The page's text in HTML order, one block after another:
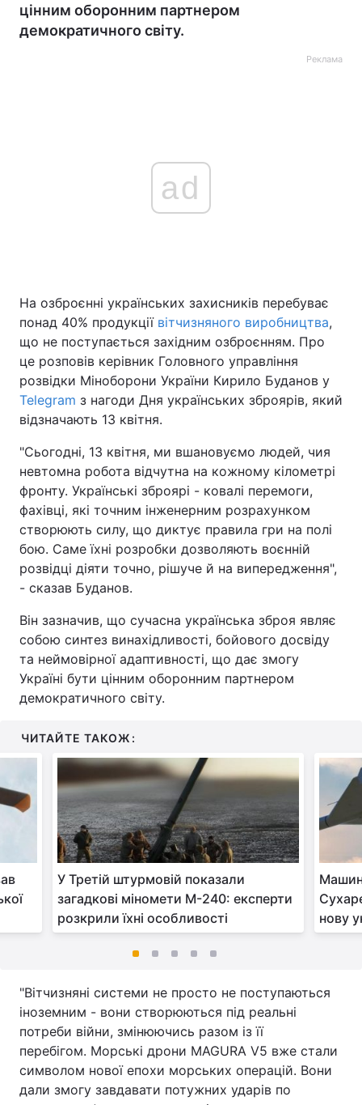
цінним оборонним партнером
демократичного світу.
Реклама
ad
На озброєнні українських захисників перебуває
понад 40% продукції вітчизняного виробництва,
що не поступається західним озброєнням. Про
це розповів керівник Головного управління
розвідки Міноборони України Кирило Буданов у
Telegram з нагоди Дня українських зброярів, який
відзначають 13 квітня.
"Сьогодні, 13 квітня, ми вшановуємо людей, чия
невтомна робота відчутна на кожному кілометрі
фронту. Українські зброярі - ковалі перемоги,
фахівці, які точним інженерним розрахунком
створюють силу, що диктує правила гри на полі
бою. Саме їхні розробки дозволяють воєнній
розвідці діяти точно, рішуче й на випередження",
- сказав Буданов.
Він зазначив, що сучасна українська зброя являє
собою синтез винахідливості, бойового досвіду
та неймовірної адаптивності, що дає змогу
Україні бути цінним оборонним партнером
демократичного світу.
ЧИТАЙТЕ ТАКОЖ:
У Третій штурмовій показали
загадкові міномети М-240: експерти
розкрили їхні особливості
нову
"Вітчизняні системи не просто не поступаються
іноземним - вони створюються під реальні
потреби війни, змінюючись разом із її
перебігом. Морські дрони MAGURA V5 вже стали
символом нової епохи морських операцій. Вони
дали змогу завдавати потужних ударів по